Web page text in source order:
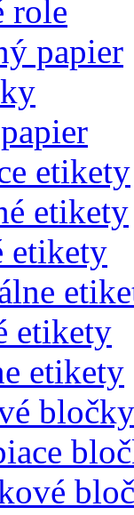
role
papier
etikety
etikety
etikety
etikety
etikety
bločky